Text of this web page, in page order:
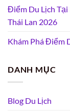
Điểm Du Lịch
Thái Lan 2026
Khám Phá Điểm
DANH MỤC
Blog Du Lịch